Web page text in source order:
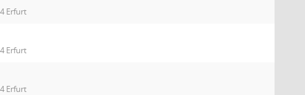
Erfurt
Erfurt
Erfurt